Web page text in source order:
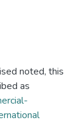
noted, this
as